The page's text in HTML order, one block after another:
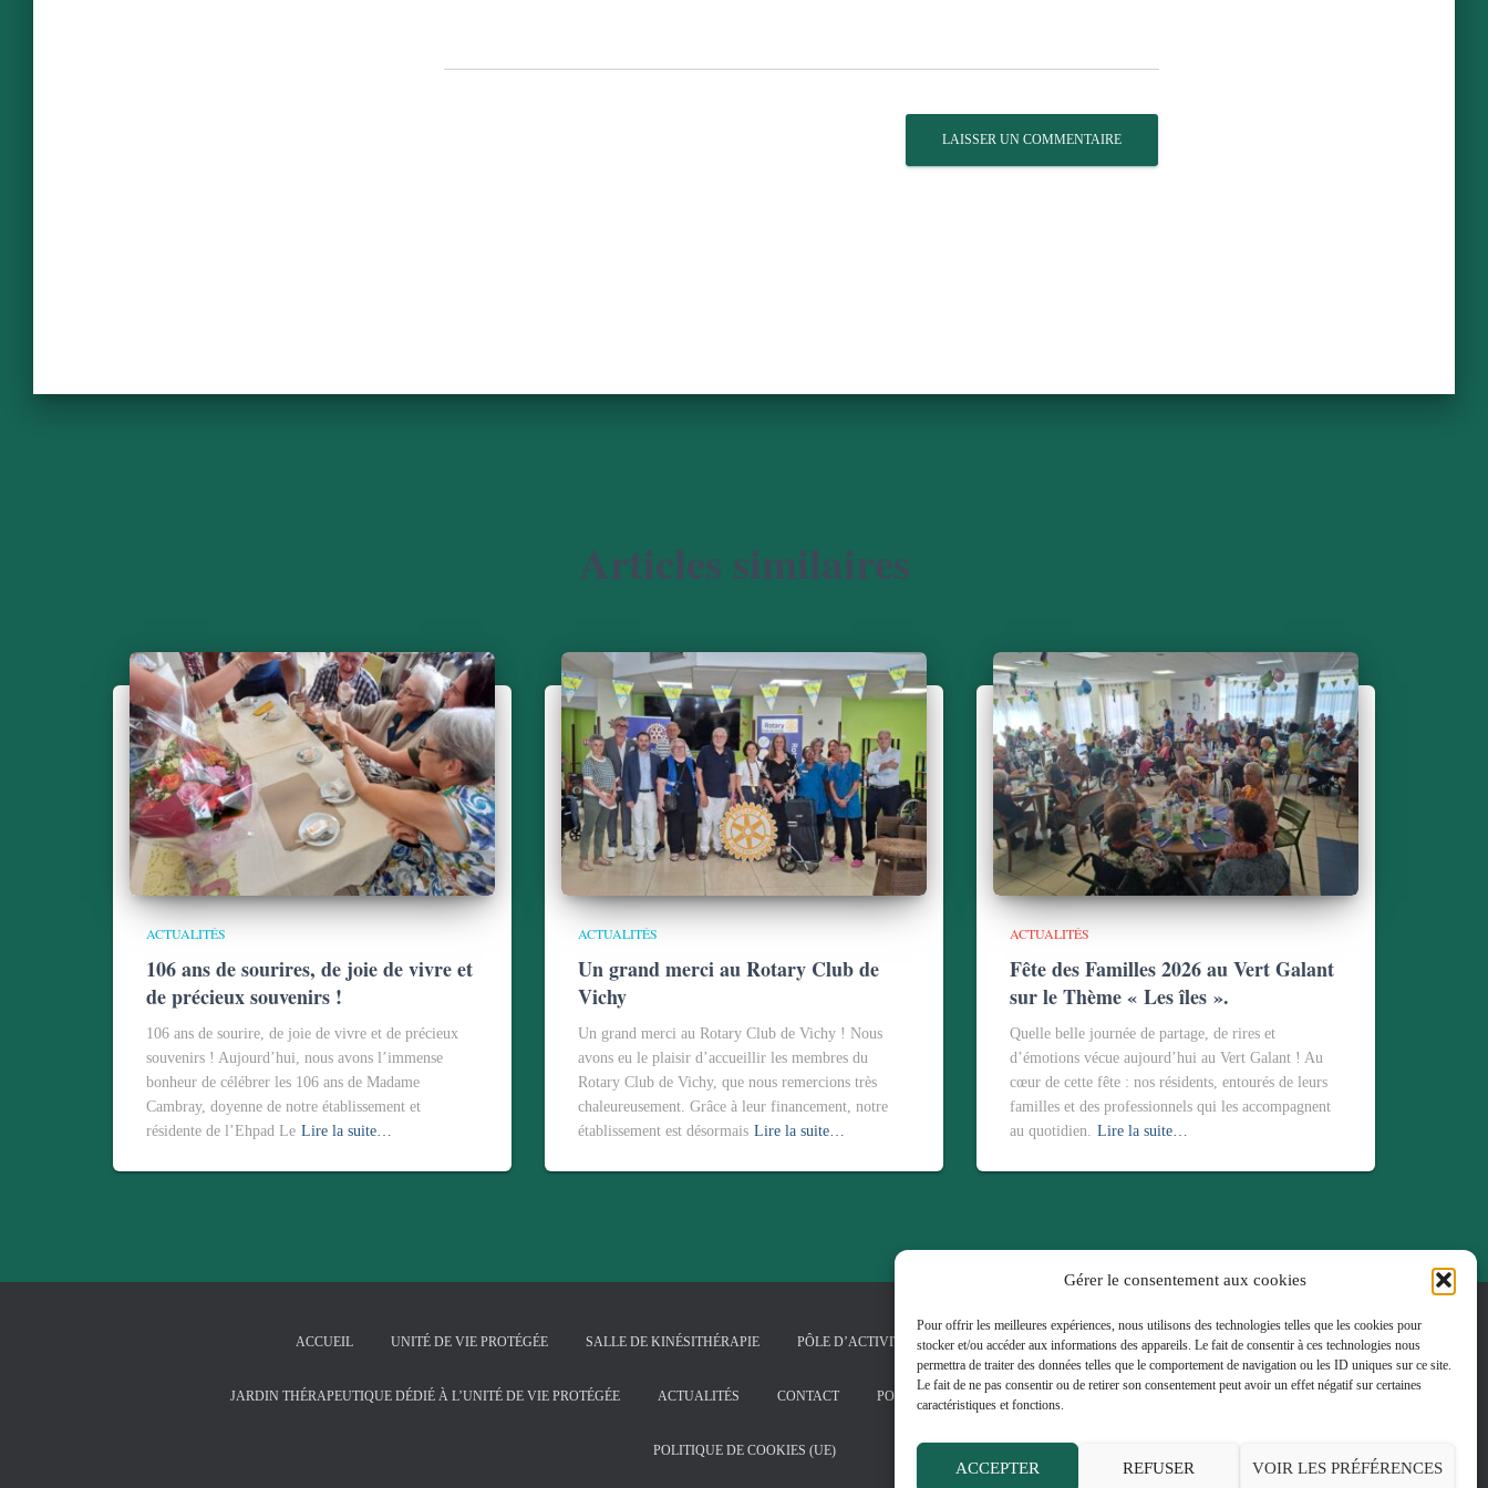
Gérer le consentement aux cookies
Pour offrir les meilleures expériences, nous utilisons des technologies telles que les cookies pour
stocker et/ou accéder aux informations des appareils. Le fait de consentir à ces technologies nous
permettra de traiter des données telles que le comportement de navigation ou les ID uniques sur ce site.
Le fait de ne pas consentir ou de retirer son consentement peut avoir un effet négatif sur certaines
caractéristiques et fonctions.
ACCEPTER REFUSER VOIR LES PRÉFÉRENCES
Articles similaires
ACTUALITÉS
106 ans de sourires, de joie de vivre et
de précieux souvenirs !
106 ans de sourire, de joie de vivre et de précieux
souvenirs ! Aujourd’hui, nous avons l’immense
bonheur de célébrer les 106 ans de Madame
Cambray, doyenne de notre établissement et
résidente de l’Ehpad Le Lire la suite…
ACTUALITÉS
Un grand merci au Rotary Club de
Vichy
Un grand merci au Rotary Club de Vichy ! Nous
avons eu le plaisir d’accueillir les membres du
Rotary Club de Vichy, que nous remercions très
chaleureusement. Grâce à leur financement, notre
établissement est désormais Lire la suite…
ACTUALITÉS
Fête des Familles 2026 au Vert Galant
sur le Thème « Les îles ».
Quelle belle journée de partage, de rires et
d’émotions vécue aujourd’hui au Vert Galant ! Au
cœur de cette fête : nos résidents, entourés de leurs
familles et des professionnels qui les accompagnent
au quotidien. Lire la suite…
ACCUEIL UNITÉ DE VIE PROTÉGÉE SALLE DE KINÉSITHÉRAPIE PÔLE D’ACTIVITÉS ET DE SOINS ADAPTÉS LA RÉSIDENCE
JARDIN THÉRAPEUTIQUE DÉDIÉ À L’UNITÉ DE VIE PROTÉGÉE ACTUALITÉS CONTACT POLITIQUE DE CONFIDENTIALITÉ MENTIONS LÉGALES
POLITIQUE DE COOKIES (UE)